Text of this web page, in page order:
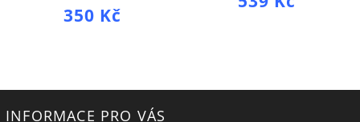
350 Kč
INFORMACE PRO VÁS